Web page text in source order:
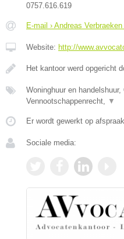
0757.616.619
E-mail › Andreas
Website: http://
Het kantoor werd opgericht
Woninghuur en handelshuur,
Vennootschappenrecht,
▼
Er wordt gewerkt op afspraak.
Sociale media: